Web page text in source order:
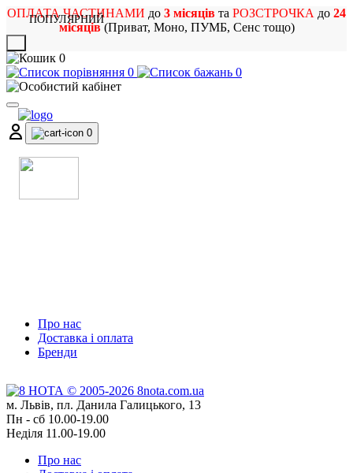
ОПЛАТА ЧАСТИНАМИ до 3 місяців та РОЗСТРОЧКА до 24
місяців(Приват, Моно, ПУМБ, Сенс тощо)
0
0
0
0
Про нас
Доставка і оплата
Бренди
м. Львів, пл. Данила Галицького, 13
Пн - сб 10.00-19.00
Неділя 11.00-19.00
Про нас
ПОПУЛЯРНИЙ